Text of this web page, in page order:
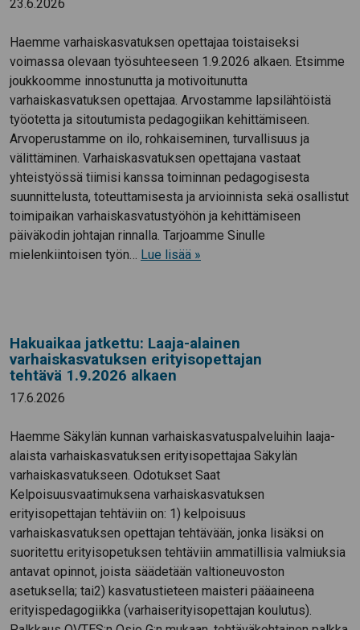
23.6.2026
Haemme varhaiskasvatuksen opettajaa toistaiseksi
voimassa olevaan työsuhteeseen 1.9.2026 alkaen. Etsimme
joukkoomme innostunutta ja motivoitunutta
varhaiskasvatuksen opettajaa. Arvostamme lapsilähtöistä
työotetta ja sitoutumista pedagogiikan kehittämiseen.
Arvoperustamme on ilo, rohkaiseminen, turvallisuus ja
välittäminen. Varhaiskasvatuksen opettajana vastaat
yhteistyössä tiimisi kanssa toiminnan pedagogisesta
suunnittelusta, toteuttamisesta ja arvioinnista sekä osallistut
toimipaikan varhaiskasvatustyöhön ja kehittämiseen
päiväkodin johtajan rinnalla. Tarjoamme Sinulle
mielenkiintoisen työn… Lue lisää »
Hakuaikaa jatkettu: Laaja-alainen
varhaiskasvatuksen erityisopettajan
tehtävä 1.9.2026 alkaen
17.6.2026
Haemme Säkylän kunnan varhaiskasvatuspalveluihin laaja-
alaista varhaiskasvatuksen erityisopettajaa Säkylän
varhaiskasvatukseen. Odotukset Saat
Kelpoisuusvaatimuksena varhaiskasvatuksen
erityisopettajan tehtäviin on: 1) kelpoisuus
varhaiskasvatuksen opettajan tehtävään, jonka lisäksi on
suoritettu erityisopetuksen tehtäviin ammatillisia valmiuksia
antavat opinnot, joista säädetään valtioneuvoston
asetuksella; tai2) kasvatustieteen maisteri pääaineena
erityispedagogiikka (varhaiserityisopettajan koulutus).